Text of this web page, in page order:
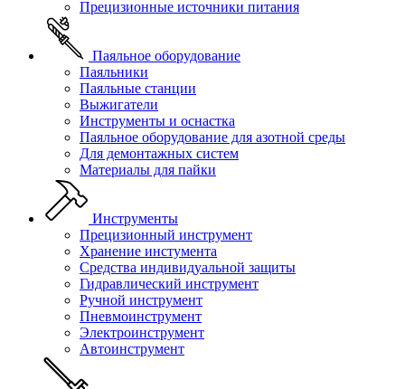
Прецизионные источники питания
Паяльное оборудование
Паяльники
Паяльные станции
Выжигатели
Инструменты и оснастка
Паяльное оборудование для азотной среды
Для демонтажных систем
Материалы для пайки
Инструменты
Прецизионный инструмент
Хранение инстумента
Средства индивидуальной защиты
Гидравлический инструмент
Ручной инструмент
Пневмоинструмент
Электроинструмент
Автоинструмент